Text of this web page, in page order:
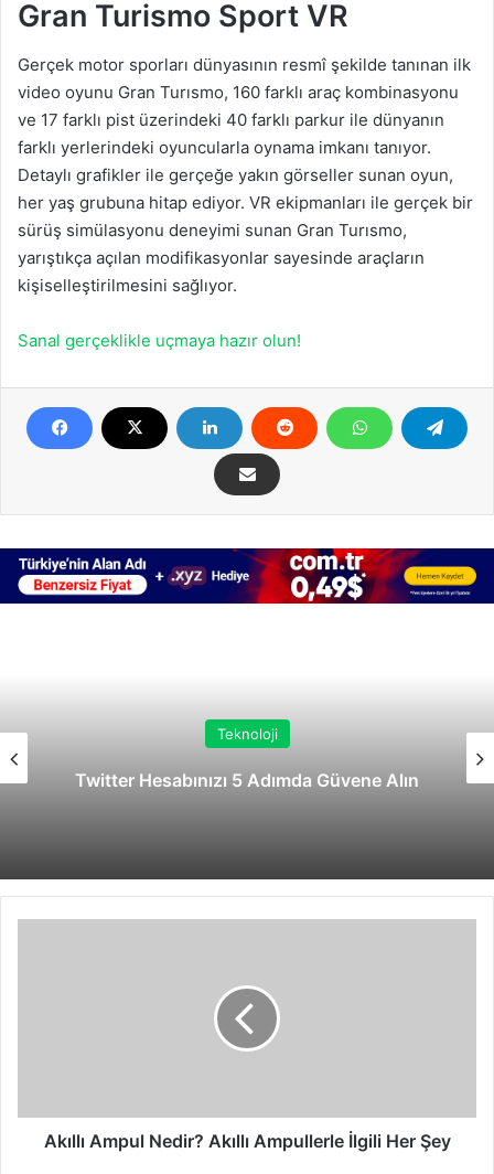
Gran Turismo Sport VR
Gerçek motor sporları dünyasının resmî şekilde tanınan ilk
video oyunu Gran Turısmo, 160 farklı araç kombinasyonu
ve 17 farklı pist üzerindeki 40 farklı parkur ile dünyanın
farklı yerlerindeki oyuncularla oynama imkanı tanıyor.
Detaylı grafikler ile gerçeğe yakın görseller sunan oyun,
her yaş grubuna hitap ediyor. VR ekipmanları ile gerçek bir
sürüş simülasyonu deneyimi sunan Gran Turısmo,
yarıştıkça açılan modifikasyonlar sayesinde araçların
kişiselleştirilmesini sağlıyor.
Sanal gerçeklikle uçmaya hazır olun!
Teknoloji
Twitter Hesabınızı 5 Adımda Güvene Alın
Akıllı Ampul Nedir? Akıllı Ampullerle İlgili Her Şey